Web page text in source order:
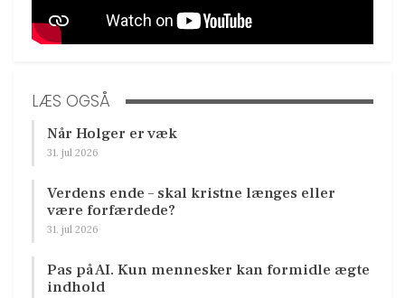
LÆS OGSÅ
Når Holger er væk
31. jul 2026
Verdens ende – skal kristne længes eller
være forfærdede?
31. jul 2026
Pas på AI. Kun mennesker kan formidle ægte
indhold